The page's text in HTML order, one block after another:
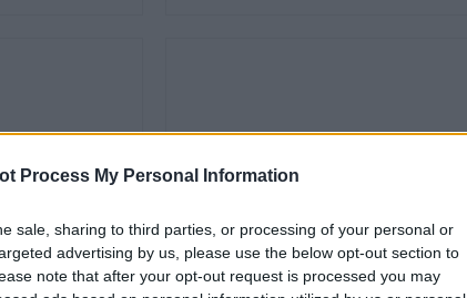
Process My Personal Information
sale, sharing to third parties, or processing of your personal or
advertising by us, please use the below opt-out section to
note that after your opt-out request is processed you may